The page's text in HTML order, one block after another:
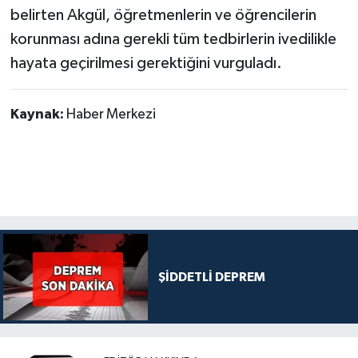
belirten Akgül, öğretmenlerin ve öğrencilerin
korunması adına gerekli tüm tedbirlerin ivedilikle
hayata geçirilmesi gerektiğini vurguladı.
Kaynak: Haber Merkezi
ŞİDDETLİ DEPREM